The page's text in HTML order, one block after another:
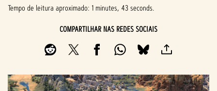
Tempo de leitura aproximado 1 minutes, 43 seconds
COMPARTILHAR NAS REDES SOCIAIS